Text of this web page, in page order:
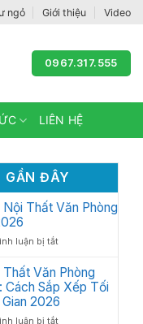
ngỏ Giới thiệu Video
0967.317.555
LIÊN HỆ
GẦN ĐÂY
Thất Văn Phòng
luận bị tắtở
Hướng
Nội
Thất
Văn
Văn Phòng
Cách Sắp Xếp Tối
2026
luận bị tắtở